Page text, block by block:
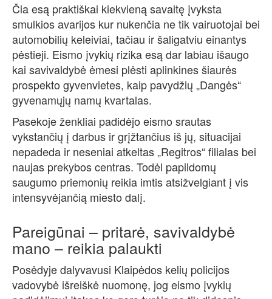
Čia esą praktiškai kiekvieną savaitę įvyksta
smulkios avarijos kur nukenčia ne tik vairuotojai bei
automobilių keleiviai, tačiau ir šaligatviu einantys
pėstieji. Eismo įvykių rizika esą dar labiau išaugo
kai savivaldybė ėmesi plėsti aplinkines šiaurės
prospekto gyvenvietes, kaip pavydžių „Dangės“
gyvenamųjų namų kvartalas.
Pasekoje ženkliai padidėjo eismo srautas
vykstančių į darbus ir grįžtančius iš jų, situacijai
nepadeda ir neseniai atkeltas „Regitros“ filialas bei
naujas prekybos centras. Todėl papildomų
saugumo priemonių reikia imtis atsižvelgiant į vis
intensyvėjančią miesto dalį.
Pareigūnai – pritarė, savivaldybė
mano – reikia palaukti
Posėdyje dalyvavusi Klaipėdos kelių policijos
vadovybė išreiškė nuomonę, jog eismo įvykių